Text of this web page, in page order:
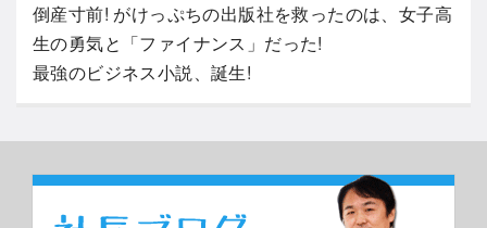
倒産寸前! がけっぷちの出版社を救ったのは、女子高
生の勇気と「ファイナンス」だった!
最強のビジネス小説、誕生!